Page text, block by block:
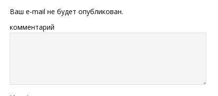
Ваш e-mail не будет опубликован.
комментарий